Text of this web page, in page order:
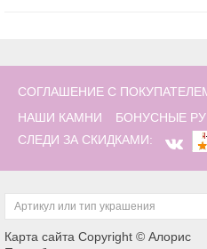
СОГЛАШЕНИЕ С
НАШИ КАМНИ
БОНУСНЫЕ
СЛЕДИ ЗА СКИДКАМИ:
Карта сайта Copyright © Алорис